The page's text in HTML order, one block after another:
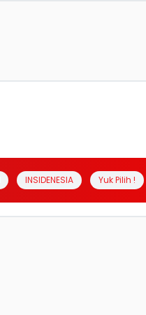
INSIDENESIA Yuk Pilih !